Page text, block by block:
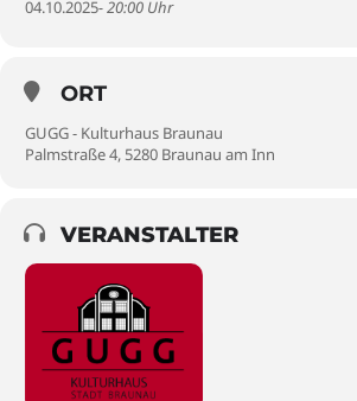
04.10.2025- 20:00 Uhr
ORT
GUGG - Kulturhaus Braunau
Palmstraße 4, 5280 Braunau am Inn
VERANSTALTER